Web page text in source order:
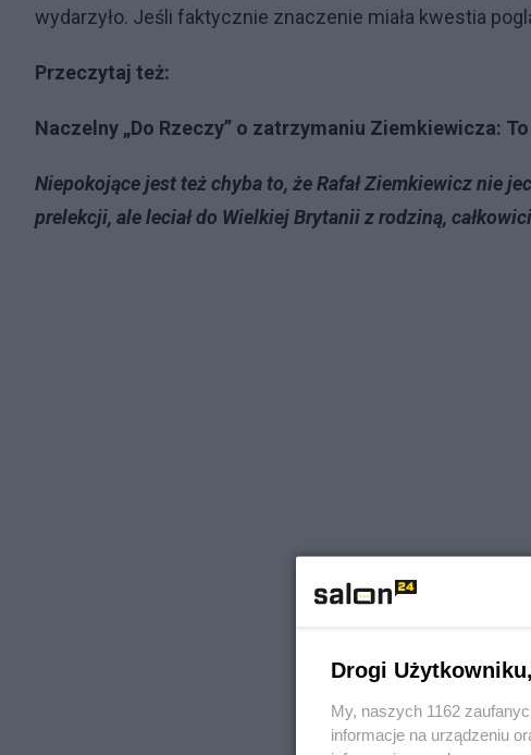
wydarzyło. Jeśli faktycznie znaczenie miała kwestia
Przeczytaj też:
Naczelny „Do Rzeczy” o zatrzymaniu Ziemkiewicza:
Niepokojące jest też chyba to, że Rafał Ziemkiewicz nie
prelekcji, ale leciał do Wielkiej Brytanii z rodziną,
Drogi Użytkowniku,
My, naszych 1162
informacje na urządzeniu